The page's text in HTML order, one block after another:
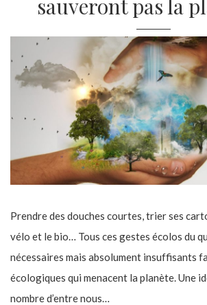
sauveront pas la
Prendre des douches courtes, trier ses
vélo et le bio… Tous ces gestes écolos du
nécessaires mais absolument insuffisants
écologiques qui menacent la planète. Une
nombre d’entre nous…